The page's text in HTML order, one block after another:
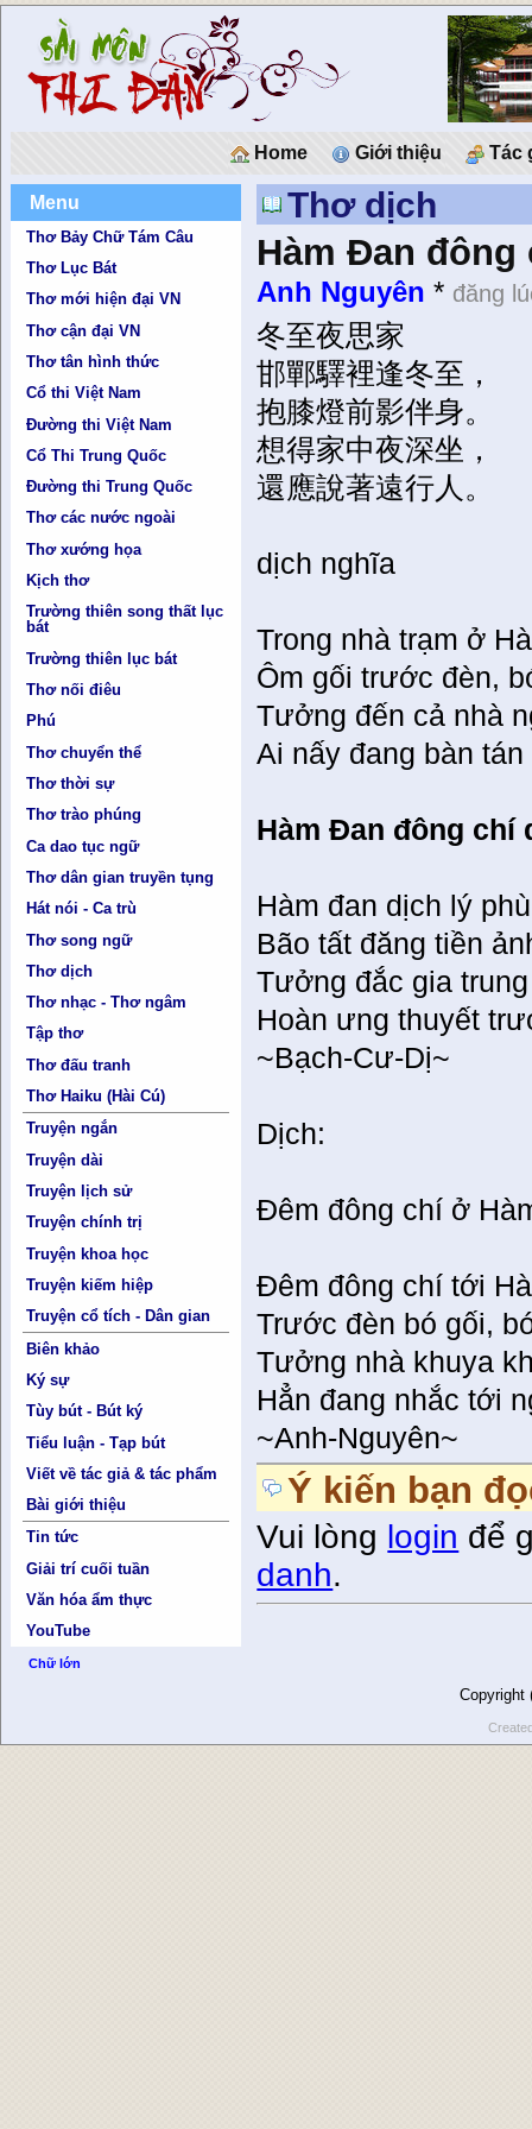
Home Giới thiệu Tác
Menu
Thơ Bảy Chữ Tám Câu
Thơ Lục Bát
Thơ mới hiện đại VN
Thơ cận đại VN
Thơ tân hình thức
Cổ thi Việt Nam
Đường thi Việt Nam
Cổ Thi Trung Quốc
Đường thi Trung Quốc
Thơ các nước ngoài
Thơ xướng họa
Kịch thơ
Trường thiên song thất lục
bát
Trường thiên lục bát
Thơ nối điêu
Phú
Thơ chuyển thể
Thơ thời sự
Thơ trào phúng
Ca dao tục ngữ
Thơ dân gian truyền tụng
Hát nói - Ca trù
Thơ song ngữ
Thơ dịch
Thơ nhạc - Thơ ngâm
Tập thơ
Thơ đấu tranh
Thơ Haiku (Hài Cú)
Truyện ngắn
Truyện dài
Truyện lịch sử
Truyện chính trị
Truyện khoa học
Truyện kiếm hiệp
Truyện cổ tích - Dân gian
Biên khảo
Ký sự
Tùy bút - Bút ký
Tiểu luận - Tạp bút
Viết về tác giả & tác phẩm
Bài giới thiệu
Tin tức
Giải trí cuối tuần
Văn hóa ẩm thực
YouTube
Chữ lớn
Thơ dịch
Hàm Đan
Anh Nguyên * đăng
冬至夜思家
邯鄲驛裡逢冬至，
抱膝燈前影伴身。
想得家中夜深坐，
還應說著遠行人。
dịch nghĩa
Trong nhà trạm ở
Ôm gối trước đèn,
Tưởng đến cả nhà
Ai nấy đang bàn
Hàm Đan đông chí
Hàm đan dịch lý
Bão tất đăng tiền
Tưởng đắc gia
Hoàn ưng thuyết
~Bạch-Cư-Dị~
Dịch:
Đêm đông chí ở
Đêm đông chí tới
Trước đèn bó gối,
Tưởng nhà khuya
Hẳn đang nhắc tới
~Anh-Nguyên~
Ý kiến bạn
Vui lòng login để
danh.
Copyright